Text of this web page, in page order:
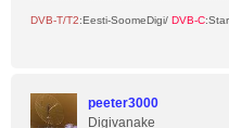
DVB-T/T2:Eesti-SoomeDigi/ DVB-C
peeter3000
Digivanake